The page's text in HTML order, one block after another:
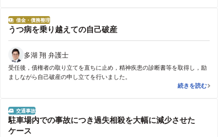
遺留分及び遺産取得の価格賠償として、約7700万円を支払うことで和解が成
立しました。
借金・債務整理
分野
うつ病を乗り越えての自己破産
多湖 翔 弁護士
受任後，債権者の取り立てを直ちに止め，精神疾患の診断書等を取得し，励
ましながら自己破産の申し立てを行いました。
うつ病を乗り
続きを読む
交通事故
分野
駐車場内での事故につき過失相殺を大幅に減少させた
ケース